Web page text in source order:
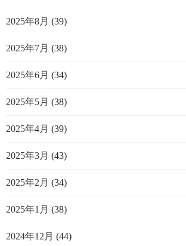
2025年8月 (39)
2025年7月 (38)
2025年6月 (34)
2025年5月 (38)
2025年4月 (39)
2025年3月 (43)
2025年2月 (34)
2025年1月 (38)
2024年12月 (44)